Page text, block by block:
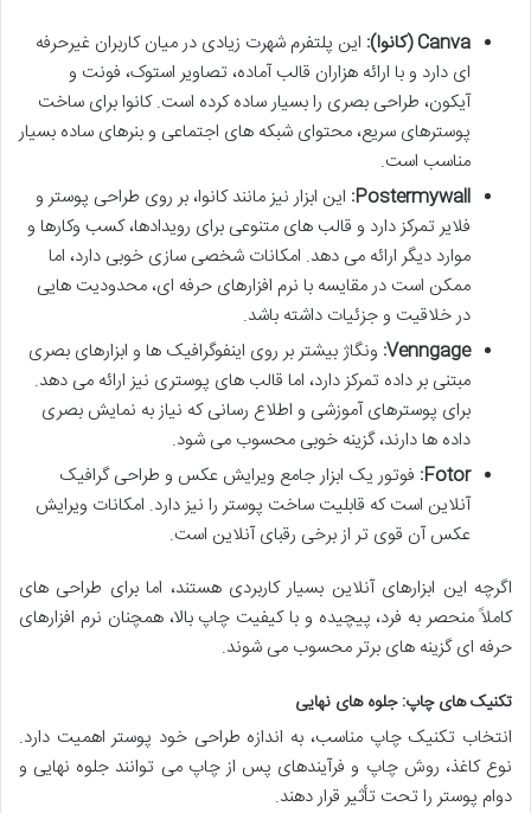
Canva (کانوا):
این پلتفرم شهرت زیادی در میان کاربران غیرحرفه
ای دارد و با ارائه هزاران قالب آماده، تصاویر استوک، فونت و
آیکون، طراحی بصری را بسیار ساده کرده است. کانوا برای ساخت
پوسترهای سریع، محتوای شبکه های اجتماعی و بنرهای ساده بسیار
مناسب است.
Postermywall: این ابزار نیز مانند کانوا، بر روی طراحی پوستر و
فلایر تمرکز دارد و قالب های متنوعی برای رویدادها، کسب وکارها و
موارد دیگر ارائه می دهد. امکانات شخصی سازی خوبی دارد، اما
ممکن است در مقایسه با نرم افزارهای حرفه ای، محدودیت هایی
در خلاقیت و جزئیات داشته باشد.
Venngage: ونگاژ بیشتر بر روی اینفوگرافیک ها و ابزارهای بصری
مبتنی بر داده تمرکز دارد، اما قالب های پوستری نیز ارائه می دهد.
برای پوسترهای آموزشی و اطلاع رسانی که نیاز به نمایش بصری
داده ها دارند، گزینه خوبی محسوب می شود.
Fotor: فوتور یک ابزار جامع ویرایش عکس و طراحی گرافیک
آنلاین است که قابلیت ساخت پوستر را نیز دارد. امکانات ویرایش
عکس آن قوی تر از برخی رقبای آنلاین است.
اگرچه این ابزارهای آنلاین بسیار کاربردی هستند، اما برای طراحی های
کاملاً منحصر به فرد، پیچیده و با کیفیت چاپ بالا، همچنان نرم افزارهای
حرفه ای گزینه های برتر محسوب می شوند.
تکنیک های چاپ: جلوه های نهایی
انتخاب تکنیک چاپ مناسب، به اندازه طراحی خود پوستر اهمیت دارد.
نوع کاغذ، روش چاپ و فرآیندهای پس از چاپ می توانند جلوه نهایی و
دوام پوستر را تحت تأثیر قرار دهند.